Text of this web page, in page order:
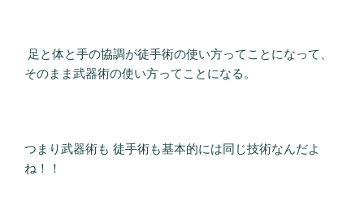
足と体と手の協調が徒手術の使い方ってことになって、
そのまま武器術の使い方ってことになる。
つまり武器術も 徒手術も基本的には同じ技術なんだよ
ね！！